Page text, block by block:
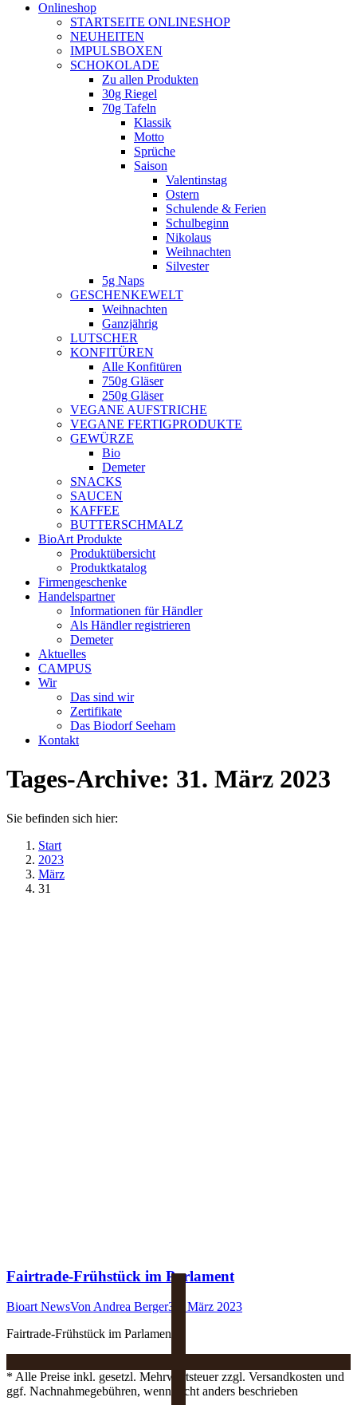
opensOnlineshop
STARTSEITE ONLINESHOP
NEUHEITEN
IMPULSBOXEN
SCHOKOLADE
Zu allen Produkten
30g Riegel
70g Tafeln
Klassik
Motto
Sprüche
Saison
Valentinstag
Ostern
Schulende & Ferien
Schulbeginn
Nikolaus
Weihnachten
Silvester
5g Naps
GESCHENKEWELT
Weihnachten
Ganzjährig
LUTSCHER
KONFITÜREN
Alle Konfitüren
750g Gläser
250g Gläser
VEGANE AUFSTRICHE
VEGANE FERTIGPRODUKTE
GEWÜRZE
Bio
Demeter
SNACKS
SAUCEN
KAFFEE
BUTTERSCHMALZ
BioArt Produkte
Produktübersicht
Produktkatalog
Firmengeschenke
Handelspartner
Informationen für Händler
Als Händler registrieren
Demeter
Aktuelles
CAMPUS
Wir
Das sind wir
Zertifikate
Das Biodorf Seeham
Kontakt
Tages-Archive: 31. März 2023
Sie befinden sich hier:
Start
2023
März
31
Fairtrade-Frühstück im Parlament
Bioart NewsVon Andrea Berger31. März 2023
Fairtrade-Frühstück im Parlament
* Alle Preise inkl. gesetzl. Mehrwertsteuer zzgl. Versandkosten und
ggf. Nachnahmegebühren, wenn nicht anders beschrieben